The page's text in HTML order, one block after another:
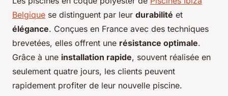
Belgique se distinguent par leur durabilité et
élégance. Conçues en France avec des techniques
brevetées, elles offrent une résistance optimale.
Grâce à une installation rapide, souvent réalisée en
seulement quatre jours, les clients peuvent
rapidement profiter de leur nouvelle piscine.